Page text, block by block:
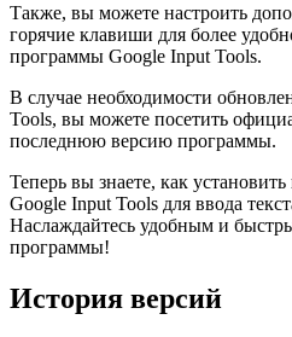
Также, вы можете настроить
горячие клавиши для более
программы Google Input Tools.
В случае необходимости
Tools, вы можете посетить
последнюю версию программы.
Теперь вы знаете, как
Google Input Tools для ввода
Наслаждайтесь удобным и
программы!
История версий